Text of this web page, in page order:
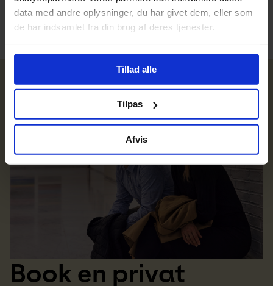
data med andre oplysninger, du har givet dem, eller som
de har indsamlet fra din brug af deres tjenester.
Tillad alle
Tilpas
Afvis
Book en privat